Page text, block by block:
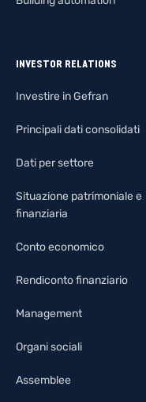
INVESTOR RELATIONS
Investire in Gefran
Principali dati consolidati
Dati per settore
Situazione patrimoniale e
finanziaria
Conto economico
Rendiconto finanziario
Management
Organi sociali
Assemblee